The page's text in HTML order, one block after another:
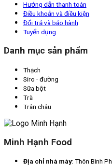
Hướng dẫn thanh toán
Điều khoản và điều kiện
Đổi trả và bảo hành
Tuyển dụng
Danh mục sản phẩm
Thạch
Siro - đường
Sữa bột
Trà
Trân châu
Minh Hạnh Food
Địa chỉ nhà máy: Thôn Bình